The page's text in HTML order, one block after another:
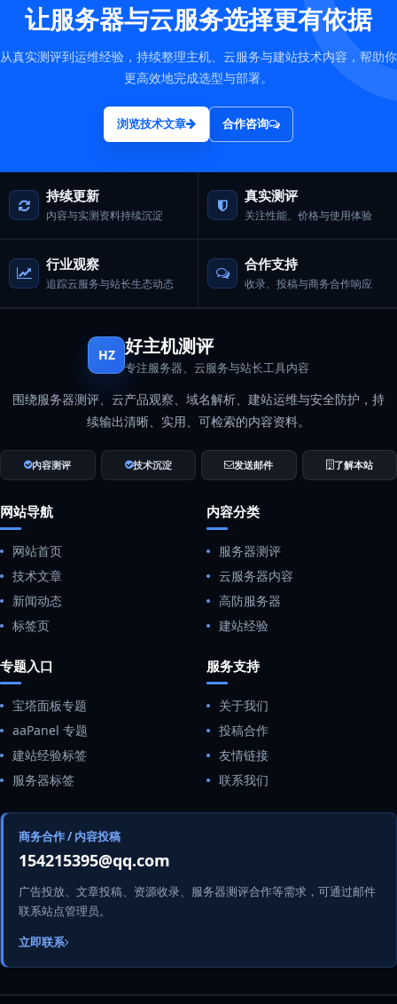
让服务器与云服务选择更有依据
从真实测评到运维经验，持续整理主机、云服务与建站技术内容，帮助你
更高效地完成选型与部署。
浏览技术文章 合作咨询
持续更新
内容与实测资料持续沉淀
真实测评
关注性能、价格与使用体验
行业观察
追踪云服务与站长生态动态
合作支持
收录、投稿与商务合作响应
HZ 好主机测评
专注服务器、云服务与站长工具内容
围绕服务器测评、云产品观察、域名解析、建站运维与安全防护，持
续输出清晰、实用、可检索的内容资料。
内容测评 技术沉淀 发送邮件 了解本站
网站导航
网站首页
技术文章
新闻动态
标签页
内容分类
服务器测评
云服务器内容
高防服务器
建站经验
专题入口
宝塔面板专题
aaPanel 专题
建站经验标签
服务器标签
服务支持
关于我们
投稿合作
友情链接
联系我们
商务合作 / 内容投稿
154215395@qq.com
广告投放、文章投稿、资源收录、服务器测评合作等需求，可通过邮件
联系站点管理员。
立即联系